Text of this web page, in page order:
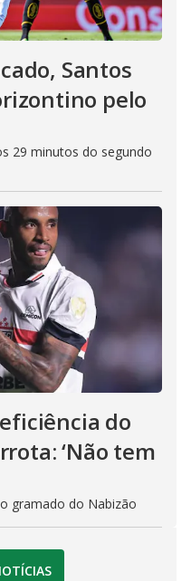
Santos
pelo
29 minutos do segundo
do
‘Não tem
gramado do Nabizão